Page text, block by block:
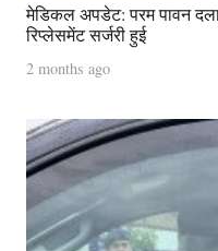
मेडिकल अपडेट: परम पावन
रिप्लेसमेंट सर्जरी हुई
2 months ago